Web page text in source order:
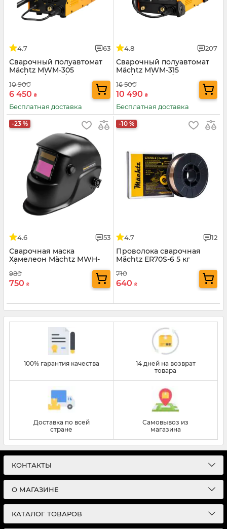
4.7 63
Сварочный полуавтомат
Mächtz MWM‑305
MIG/MAG/MMA/TIG
10 900
6 450 ₴
Бесплатная доставка
4.8 207
Сварочный полуавтомат
Mächtz MWM-315
MIG/MAG/MMA/TIG
16 500
10 490 ₴
Бесплатная доставка
-23 %
4.6 53
Сварочная маска
Хамелеон Mächtz MWH-
2/154
980
750 ₴
-10 %
4.7 12
Проволока сварочная
Mäсhtz ER70S-6 5 кг
710
640 ₴
100% гарантия качества
14 дней на возврат
товара
Доставка по всей
стране
Самовывоз из
магазина
КОНТАКТЫ
О МАГАЗИНЕ
КАТАЛОГ ТОВАРОВ